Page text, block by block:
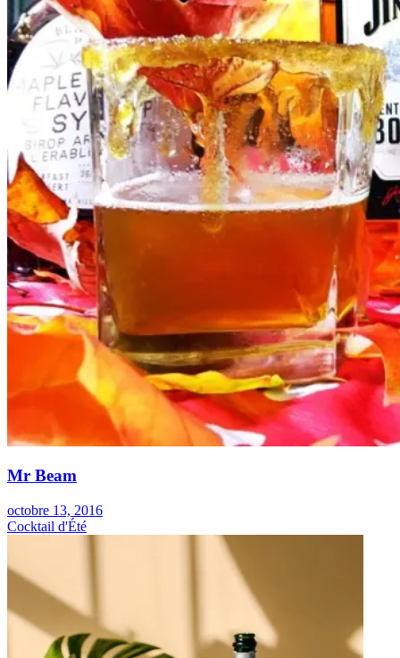
Mr Beam
octobre 13, 2016
Cocktail d'Été